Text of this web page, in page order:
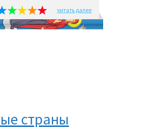
читать далее
страны